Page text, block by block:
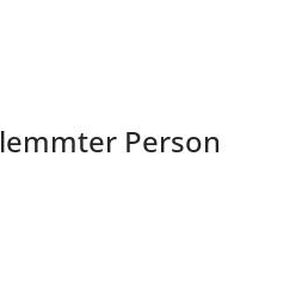
Person